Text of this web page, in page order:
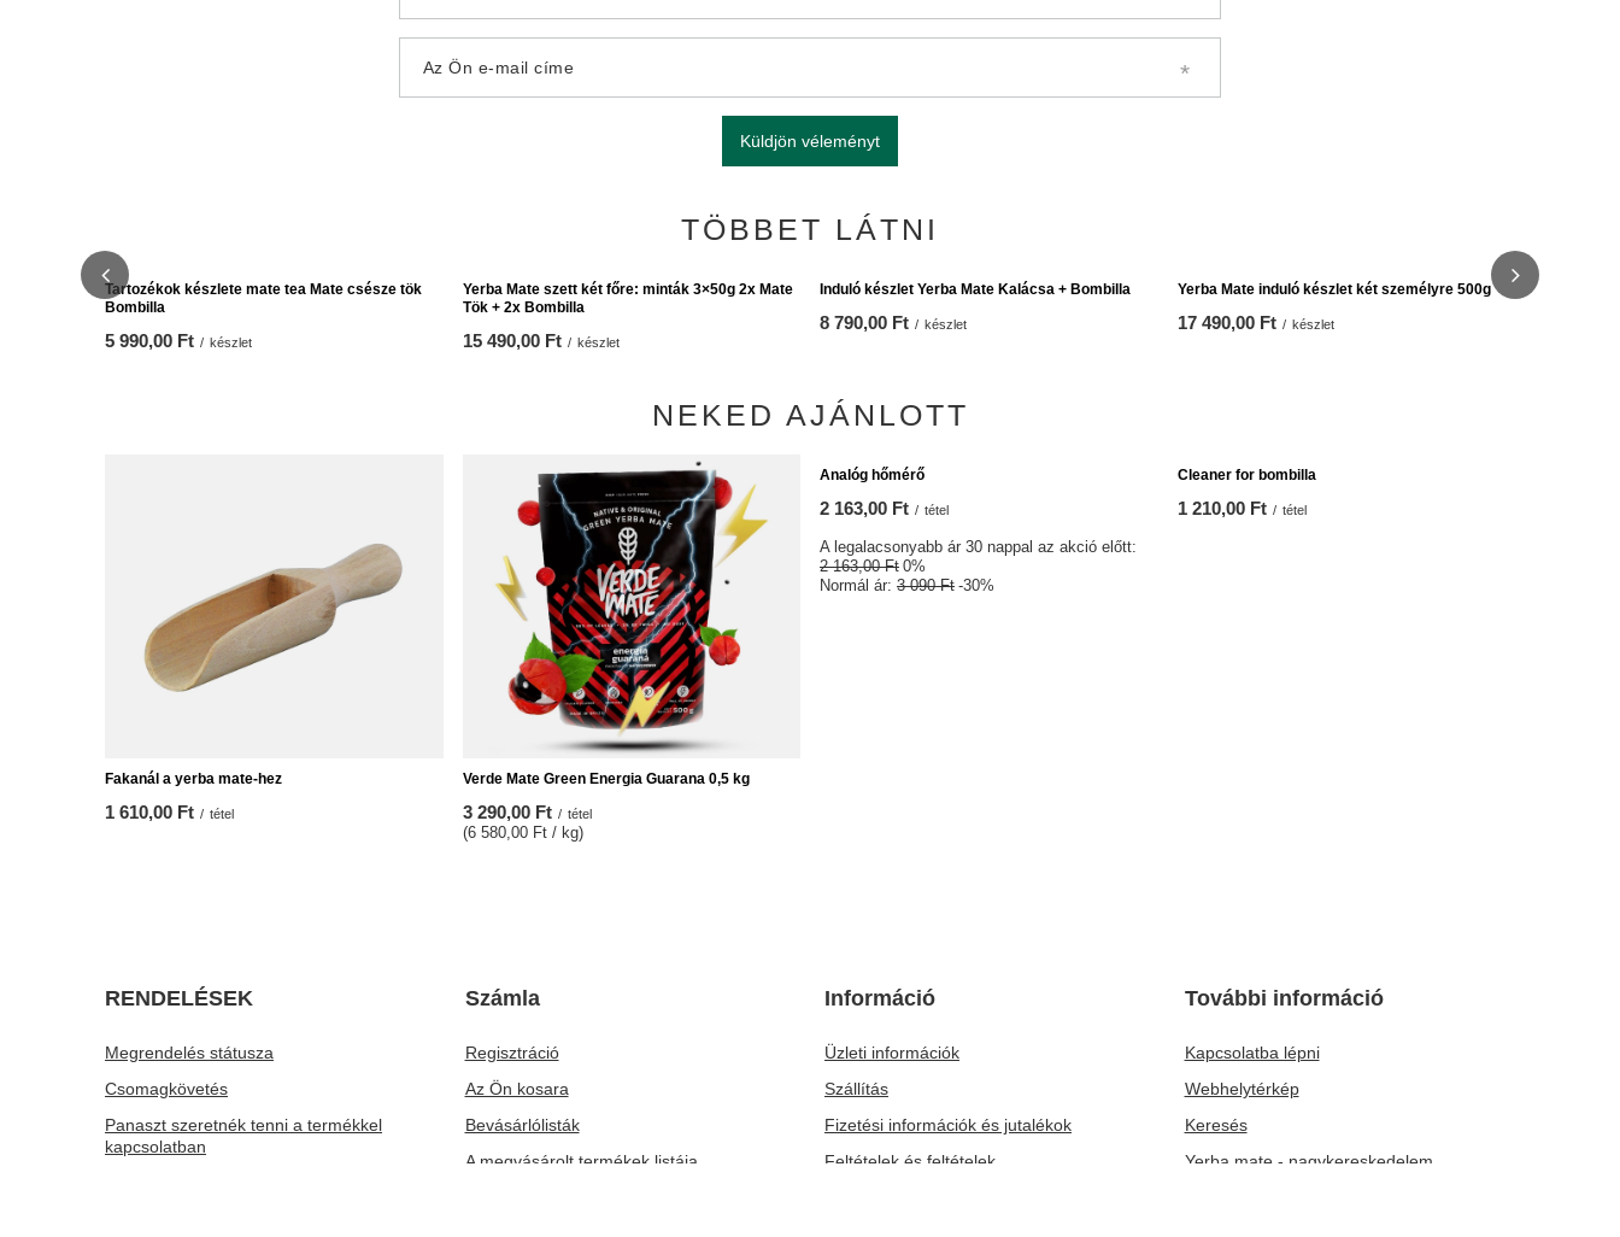
Az Ön e-mail címe
Küldjön véleményt
TÖBBET LÁTNI
Tartozékok készlete mate tea Mate csésze tök
5 990,00 Ft / készlet
Yerba Mate szett két főre: minták 3×50g 2x Mate
Tök + 2x Bombilla
15 490,00 Ft / készlet
Induló készlet Yerba Mate Kalácsa + Bombilla
Yerba Mate
NEKED AJÁNLOTT
Fakanál a yerba mate-hez
1 610,00 Ft tétel
Verde Mate Green Energia Guarana 0,5 kg
3 290,00 Ft / tétel
(6 580,00 Ft / kg)
Analóg hőmérő
2 163,00 Ft tétel
A legalacsonyabb ár 30 nappal az akció előtt:
Cleaner for bombilla
1 210,00 Ft